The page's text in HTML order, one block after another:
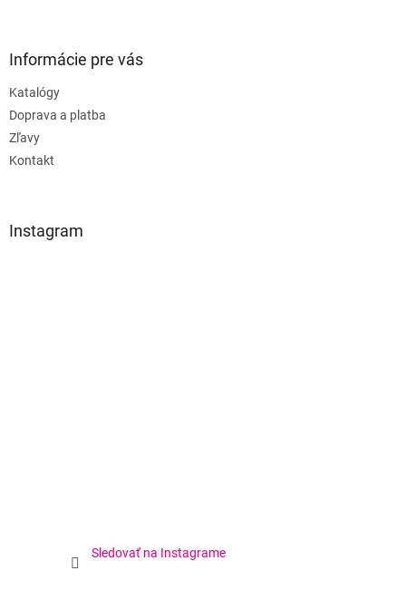
Informácie pre vás
Katalógy
Doprava a platba
Zľavy
Kontakt
Instagram
Sledovať na Instagrame